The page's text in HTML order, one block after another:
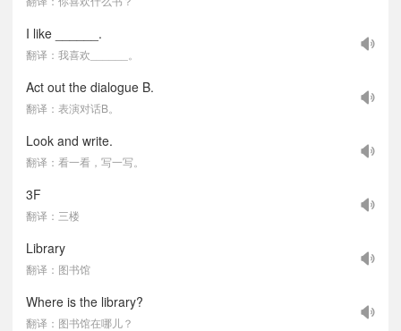
I like ______.
翻译：我喜欢______。
Act out the dialogue B.
翻译：表演对话B。
Look and write.
翻译：看一看，写一写。
3F
翻译：三楼
Library
翻译：图书馆
Where is the library?
翻译：图书馆在哪儿？